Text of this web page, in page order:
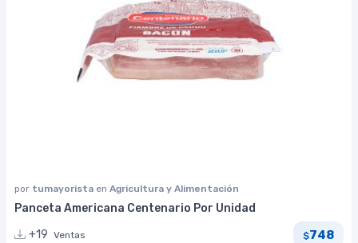
por tumayorista en Agricultura y Alimentación
Panceta Americana Centenario Por Unidad
+19 Ventas $748